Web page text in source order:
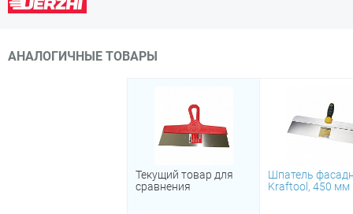
АНАЛОГИЧНЫЕ ТОВАРЫ
Текущий товар для
сравнения
Шпатель
Kraftool, 450 мм